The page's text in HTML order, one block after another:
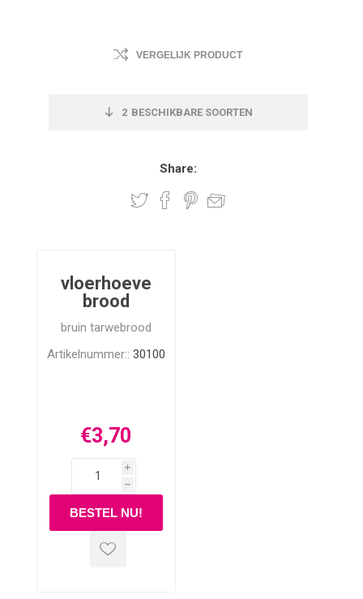
VERGELIJK PRODUCT
2 BESCHIKBARE SOORTEN
Share:
vloerhoeve
brood
bruin tarwebrood
Artikelnummer:: 30100
€3,70
i
h